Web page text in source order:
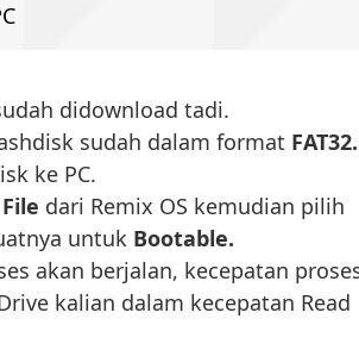
didownload tadi.
sudah dalam format FAT32.
ke PC.
dari Remix OS kemudian pilih
untuk Bootable.
akan berjalan, kecepatan
kalian dalam kecepatan Read